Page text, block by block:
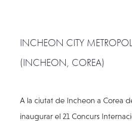
INCHEON CITY
(INCHEON, COREA)
A la ciutat de Incheon a Corea
inaugurar el 21 Concurs